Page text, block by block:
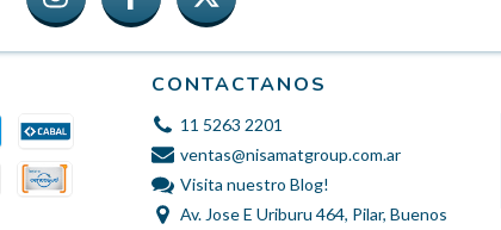
CONTACTANOS
11 5263 2201
ventas@nisamatgroup.com.ar
Visita nuestro Blog!
Av. Jose E Uriburu 464, Pilar, Buenos